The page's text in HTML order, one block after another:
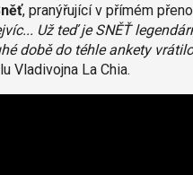
, pranýřující v přímém
Už teď je SNĚŤ
době do téhle ankety
Vladivojna La Chia.